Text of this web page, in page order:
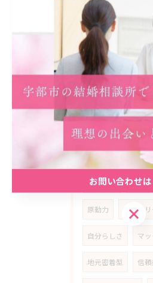
フィールドバック
マッチングアプリ
アプリ 自分磨き
モチベーション
気付き 人生
人生設計 反省
原動力 ストー
自分らしさ マ
地元密着型 信
お問い合わせ
お問い合わせ